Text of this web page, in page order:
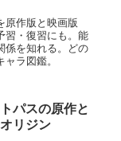
原作版と映画版
習・復習にも。能
係を知れる。どの
ラ図鑑。
パスの原作と
リジン